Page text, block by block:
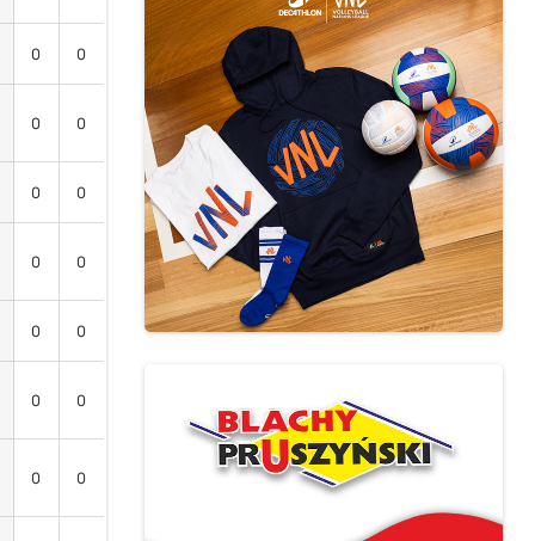
0 0
0 0
0 0
0 0
0 0
0 0
0 0